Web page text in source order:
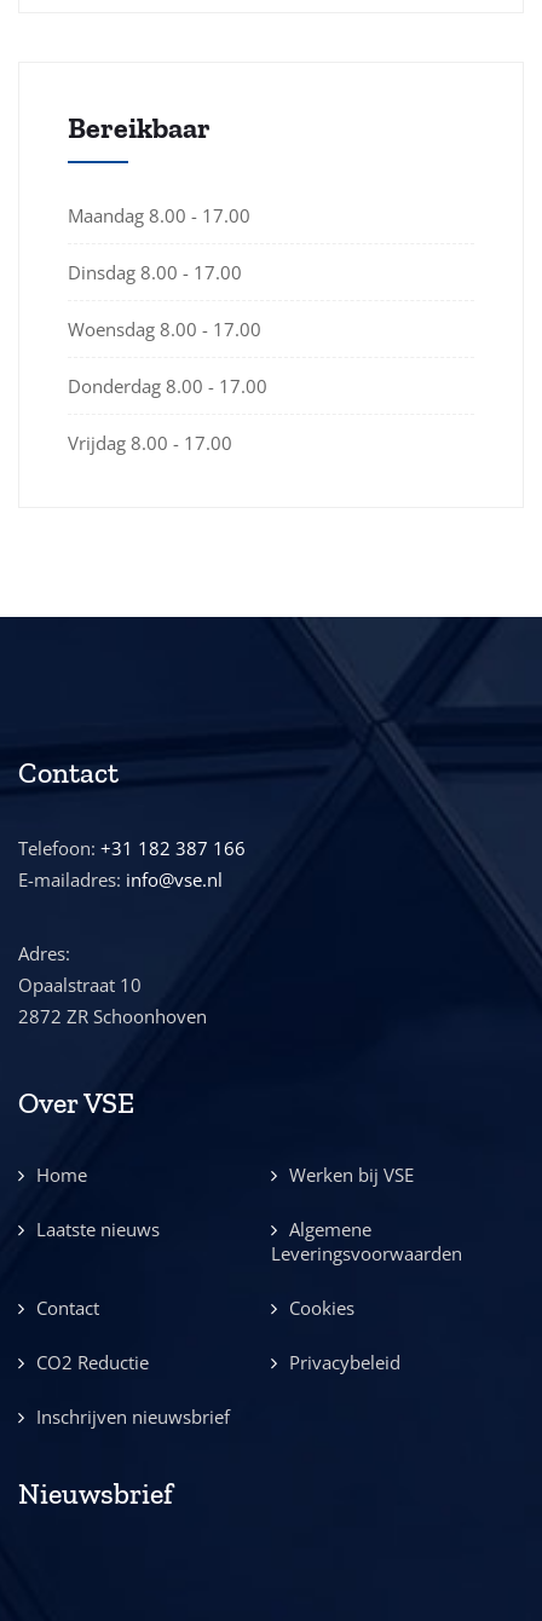
Bereikbaar
Maandag 8.00 - 17.00
Dinsdag 8.00 - 17.00
Woensdag 8.00 - 17.00
Donderdag 8.00 - 17.00
Vrijdag 8.00 - 17.00
Contact
Telefoon: +31 182 387 166
E-mailadres: info@vse.nl
Adres:
Opaalstraat 10
2872 ZR Schoonhoven
Over VSE
Home Werken bij VSE
Laatste nieuws
Algemene
Leveringsvoorwaarden
Contact Cookies
CO2 Reductie Privacybeleid
Inschrijven nieuwsbrief
Nieuwsbrief